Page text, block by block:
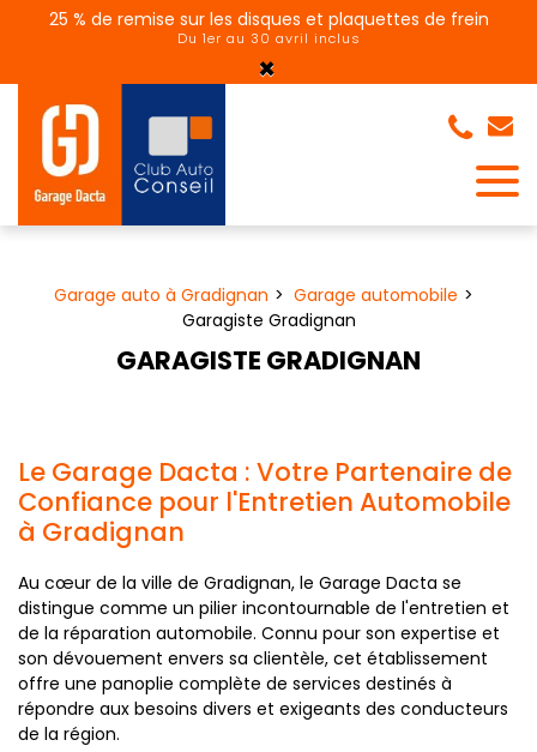
25 % de remise sur les disques et plaquettes de frein
Du 1er au 30 avril inclus
×
Garage auto à Gradignan
Garage automobile
Garagiste Gradignan
GARAGISTE GRADIGNAN
Le Garage Dacta : Votre Partenaire de
Confiance pour l'Entretien Automobile
à Gradignan
Au cœur de la ville de Gradignan, le Garage Dacta se
distingue comme un pilier incontournable de l'entretien et
de la réparation automobile. Connu pour son expertise et
son dévouement envers sa clientèle, cet établissement
offre une panoplie complète de services destinés à
répondre aux besoins divers et exigeants des conducteurs
de la région.
Panneau de gestion des cookies